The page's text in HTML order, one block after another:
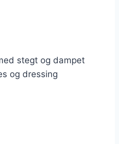
stegt og dampet
og dressing